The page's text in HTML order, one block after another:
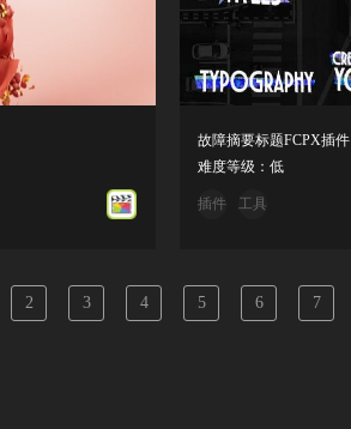
故障摘要标题FCPX插件
难度等级：低
插件 工具
2 3 4 5 6 7